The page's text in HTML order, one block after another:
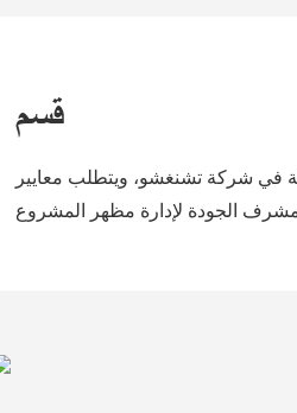
قسم
في شركة تشنغشو، ويتطلب معايير